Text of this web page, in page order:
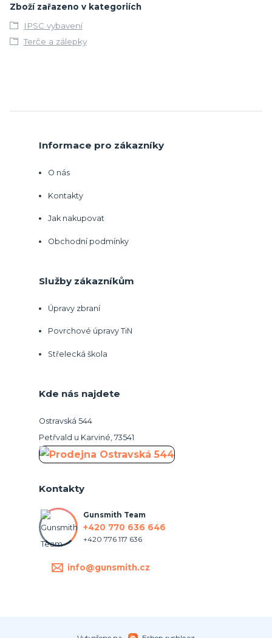
Zboží zařazeno v kategoriích
IPSC vybavení
Terče a zálepky
Informace pro zákazníky
O nás
Kontakty
Jak nakupovat
Obchodní podmínky
Služby zákazníkům
Úpravy zbraní
Povrchové úpravy TiN
Střelecká škola
Kde nás najdete
Ostravská 544
Petřvald u Karviné, 73541
Kontakty
Gunsmith Team
+420 770 636 646
+420 776 117 636
info@gunsmith.cz